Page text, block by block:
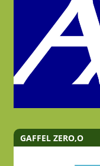
GAFFEL ZERO,O